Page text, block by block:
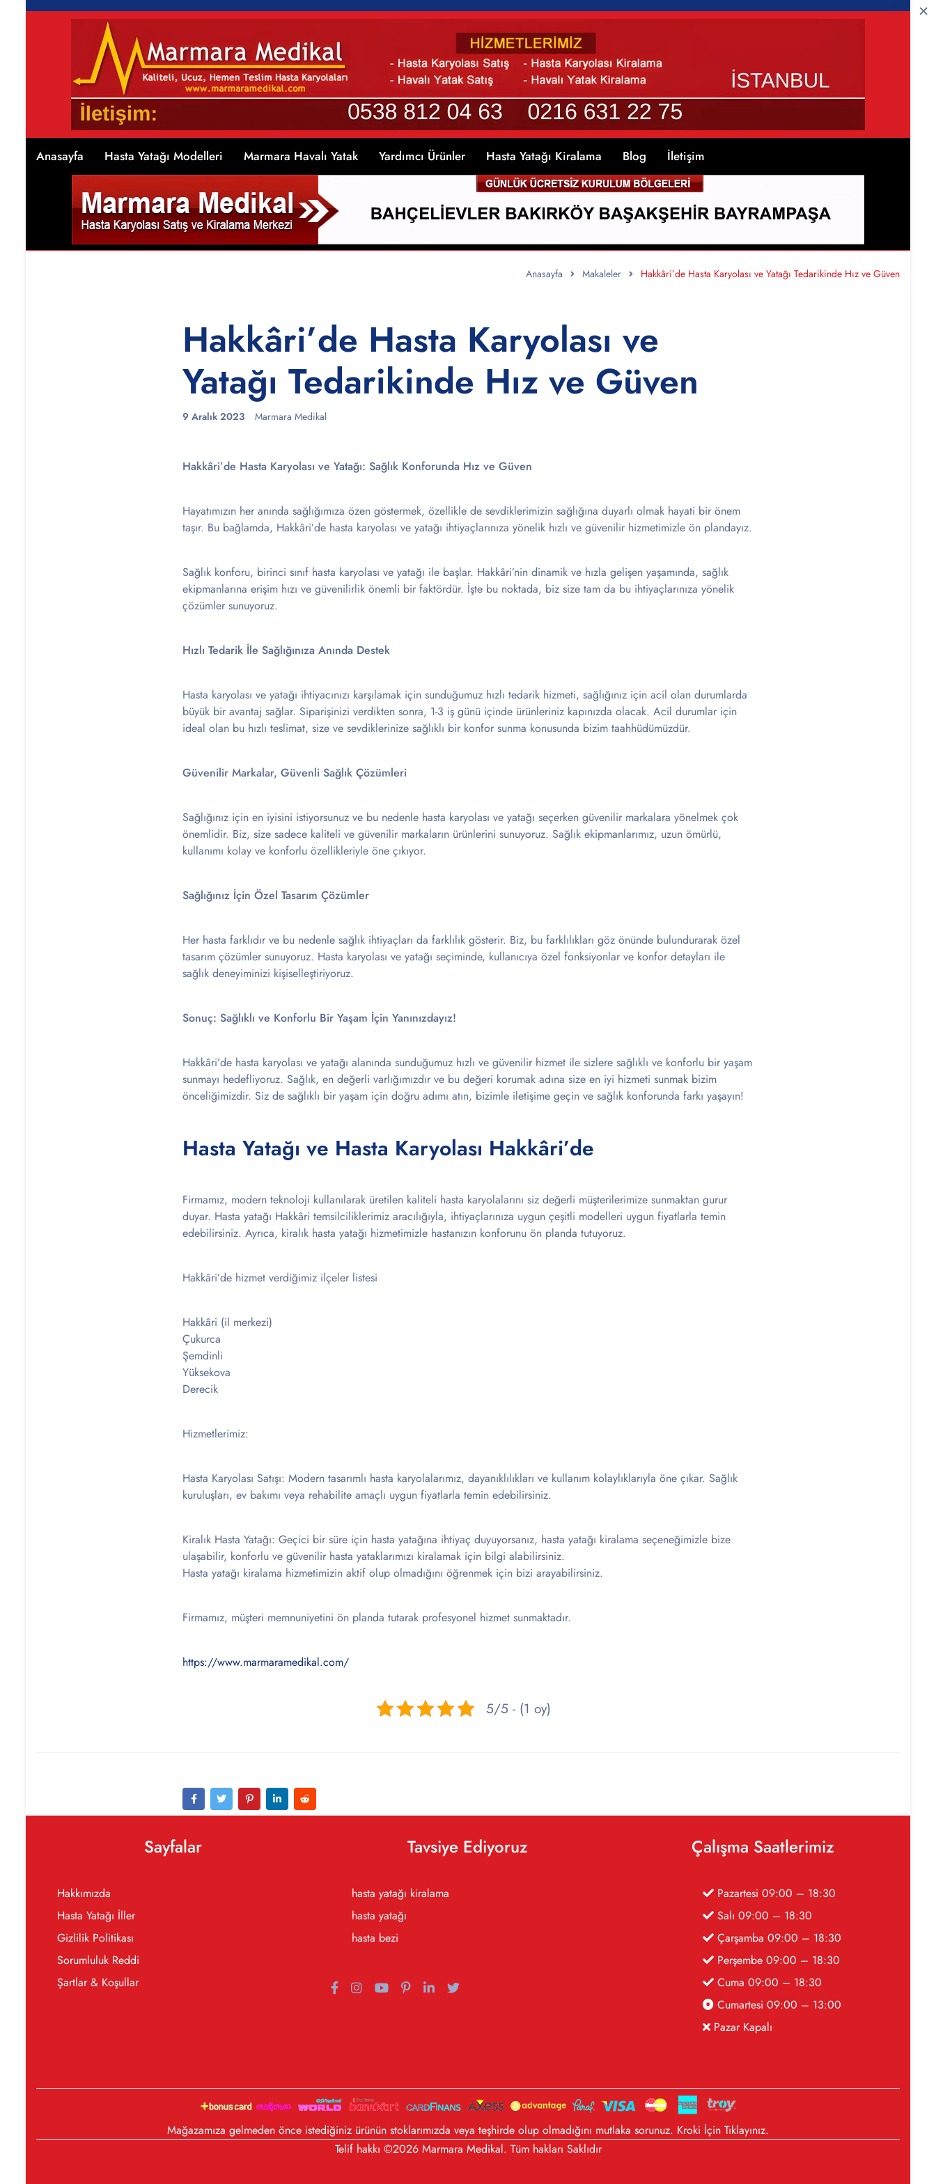
Anasayfa Hasta Yatağı Modelleri Marmara Havalı Yatak Yardımcı Ürünler Hasta Yatağı Kiralama Blog İletişim
Anasayfa Makaleler Hakkâri’de Hasta Karyolası ve Yatağı Tedarikinde Hız ve Güven
Hakkâri’de Hasta Karyolası ve
Yatağı Tedarikinde Hız ve Güven
9 Aralık 2023 Marmara Medikal
Hakkâri’de Hasta Karyolası ve Yatağı: Sağlık Konforunda Hız ve Güven
Hayatımızın her anında sağlığımıza özen göstermek, özellikle de sevdiklerimizin sağlığına duyarlı olmak hayati bir önem
taşır. Bu bağlamda, Hakkâri’de hasta karyolası ve yatağı ihtiyaçlarınıza yönelik hızlı ve güvenilir hizmetimizle ön plandayız.
Sağlık konforu, birinci sınıf hasta karyolası ve yatağı ile başlar. Hakkâri’nin dinamik ve hızla gelişen yaşamında, sağlık
ekipmanlarına erişim hızı ve güvenilirlik önemli bir faktördür. İşte bu noktada, biz size tam da bu ihtiyaçlarınıza yönelik
çözümler sunuyoruz.
Hızlı Tedarik İle Sağlığınıza Anında Destek
Hasta karyolası ve yatağı ihtiyacınızı karşılamak için sunduğumuz hızlı tedarik hizmeti, sağlığınız için acil olan durumlarda
büyük bir avantaj sağlar. Siparişinizi verdikten sonra, 1-3 iş günü içinde ürünleriniz kapınızda olacak. Acil durumlar için
ideal olan bu hızlı teslimat, size ve sevdiklerinize sağlıklı bir konfor sunma konusunda bizim taahhüdümüzdür.
Güvenilir Markalar, Güvenli Sağlık Çözümleri
Sağlığınız için en iyisini istiyorsunuz ve bu nedenle hasta karyolası ve yatağı seçerken güvenilir markalara yönelmek çok
önemlidir. Biz, size sadece kaliteli ve güvenilir markaların ürünlerini sunuyoruz. Sağlık ekipmanlarımız, uzun ömürlü,
kullanımı kolay ve konforlu özellikleriyle öne çıkıyor.
Sağlığınız İçin Özel Tasarım Çözümler
Her hasta farklıdır ve bu nedenle sağlık ihtiyaçları da farklılık gösterir. Biz, bu farklılıkları göz önünde bulundurarak özel
tasarım çözümler sunuyoruz. Hasta karyolası ve yatağı seçiminde, kullanıcıya özel fonksiyonlar ve konfor detayları ile
sağlık deneyiminizi kişiselleştiriyoruz.
Sonuç: Sağlıklı ve Konforlu Bir Yaşam İçin Yanınızdayız!
Hakkâri’de hasta karyolası ve yatağı alanında sunduğumuz hızlı ve güvenilir hizmet ile sizlere sağlıklı ve konforlu bir yaşam
sunmayı hedefliyoruz. Sağlık, en değerli varlığımızdır ve bu değeri korumak adına size en iyi hizmeti sunmak bizim
önceliğimizdir. Siz de sağlıklı bir yaşam için doğru adımı atın, bizimle iletişime geçin ve sağlık konforunda farkı yaşayın!
Hasta Yatağı ve Hasta Karyolası Hakkâri’de
Firmamız, modern teknoloji kullanılarak üretilen kaliteli hasta karyolalarını siz değerli müşterilerimize sunmaktan gurur
duyar. Hasta yatağı Hakkâri temsilciliklerimiz aracılığıyla, ihtiyaçlarınıza uygun çeşitli modelleri uygun fiyatlarla temin
edebilirsiniz. Ayrıca, kiralık hasta yatağı hizmetimizle hastanızın konforunu ön planda tutuyoruz.
Hakkâri’de hizmet verdiğimiz ilçeler listesi
Hakkâri (il merkezi)
Çukurca
Şemdinli
Yüksekova
Derecik
Hizmetlerimiz:
Hasta Karyolası Satışı: Modern tasarımlı hasta karyolalarımız, dayanıklılıkları ve kullanım kolaylıklarıyla öne çıkar. Sağlık
kuruluşları, ev bakımı veya rehabilite amaçlı uygun fiyatlarla temin edebilirsiniz.
Kiralık Hasta Yatağı: Geçici bir süre için hasta yatağına ihtiyaç duyuyorsanız, hasta yatağı kiralama seçeneğimizle bize
ulaşabilir, konforlu ve güvenilir hasta yataklarımızı kiralamak için bilgi alabilirsiniz.
Hasta yatağı kiralama hizmetimizin aktif olup olmadığını öğrenmek için bizi arayabilirsiniz.
Firmamız, müşteri memnuniyetini ön planda tutarak profesyonel hizmet sunmaktadır.
https://www.marmaramedikal.com/
5/5 - (1 oy)
Sayfalar
Hakkımızda
Hasta Yatağı İller
Gizlilik Politikası
Sorumluluk Reddi
Şartlar & Koşullar
Tavsiye Ediyoruz
hasta yatağı kiralama
hasta yatağı
hasta bezi
Çalışma Saatlerimiz
Pazartesi 09:00 – 18:30
Salı 09:00 – 18:30
Çarşamba 09:00 – 18:30
Perşembe 09:00 – 18:30
Cuma 09:00 – 18:30
Cumartesi 09:00 – 13:00
Pazar Kapalı
Mağazamıza gelmeden önce istediğiniz ürünün stoklarımızda veya teşhirde olup olmadığını mutlaka sorunuz. Kroki İçin Tıklayınız.
Telif hakkı ©2026 Marmara Medikal. Tüm hakları Saklıdır